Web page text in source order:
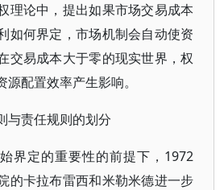
理论中，提出如果市场交易成本
如何界定，市场机制会自动使资
交易成本大于零的现实世界，权
配置效率产生影响。
与责任规则的划分
界定的重要性的前提下，1972
的卡拉布雷西和米勒米德进一步